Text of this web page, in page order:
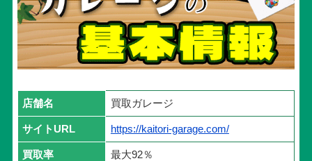
店舗名 買取ガレージ
サイトURL https://kaitori-garage.com/
買取率 最大92％